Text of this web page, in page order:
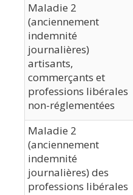
Maladie 2
(anciennement
indemnité
journalières)
artisants,
commerçants et
professions libérales
non-réglementées
Maladie 2
(anciennement
indemnité
journalières) des
professions libérales